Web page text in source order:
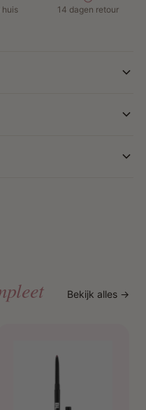
dagelijks gebruik
gecontroleerde
huis 14 dagen retour
Bekijk alles →